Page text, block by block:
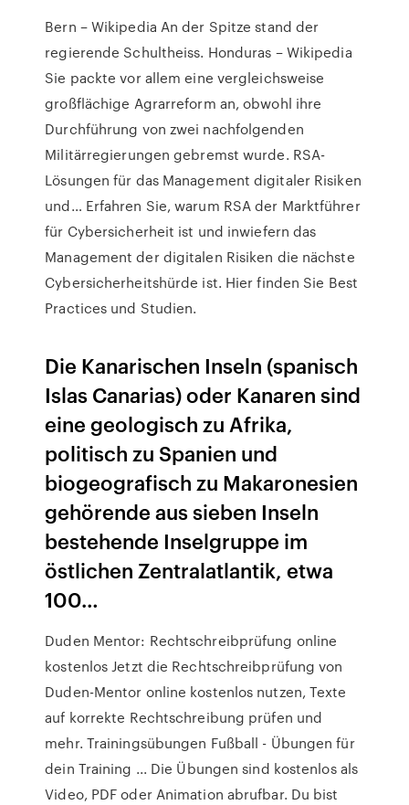
Bern – Wikipedia An der Spitze stand der
regierende Schultheiss. Honduras – Wikipedia
Sie packte vor allem eine vergleichsweise
großflächige Agrarreform an, obwohl ihre
Durchführung von zwei nachfolgenden
Militärregierungen gebremst wurde. RSA-
Lösungen für das Management digitaler Risiken
und… Erfahren Sie, warum RSA der Marktführer
für Cybersicherheit ist und inwiefern das
Management der digitalen Risiken die nächste
Cybersicherheitshürde ist. Hier finden Sie Best
Practices und Studien.
Die Kanarischen Inseln (spanisch
Islas Canarias) oder Kanaren sind
eine geologisch zu Afrika,
politisch zu Spanien und
biogeografisch zu Makaronesien
gehörende aus sieben Inseln
bestehende Inselgruppe im
östlichen Zentralatlantik, etwa
100…
Duden Mentor: Rechtschreibprüfung online
kostenlos Jetzt die Rechtschreibprüfung von
Duden-Mentor online kostenlos nutzen, Texte
auf korrekte Rechtschreibung prüfen und
mehr. Trainingsübungen Fußball - Übungen für
dein Training ... Die Übungen sind kostenlos als
Video, PDF oder Animation abrufbar. Du bist